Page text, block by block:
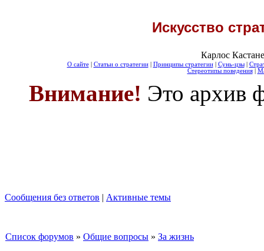
Искусство
Карлос
О сайте| Статьи о стратегии| Принципы стратегии| Сунь-цзы|
Стереотипы поведения|
Внимание! Это архив
Сообщения без ответов | Активные темы
Список форумов » Общие вопросы » За жизнь